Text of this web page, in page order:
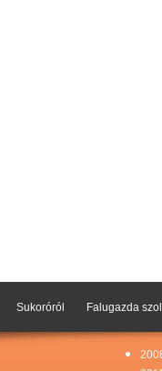
Sukoróról Falugazda